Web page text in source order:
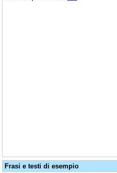
Frasi e testi di esempio